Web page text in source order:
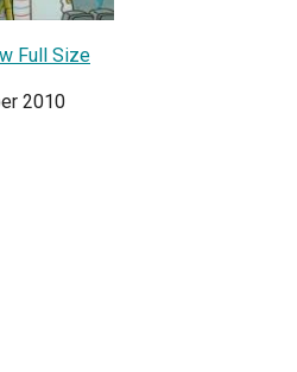
Full Size
2010